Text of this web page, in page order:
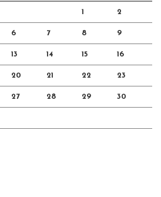
1 2
6 7 8 9
13 14 15 16
20 21 22 23
27 28 29 30